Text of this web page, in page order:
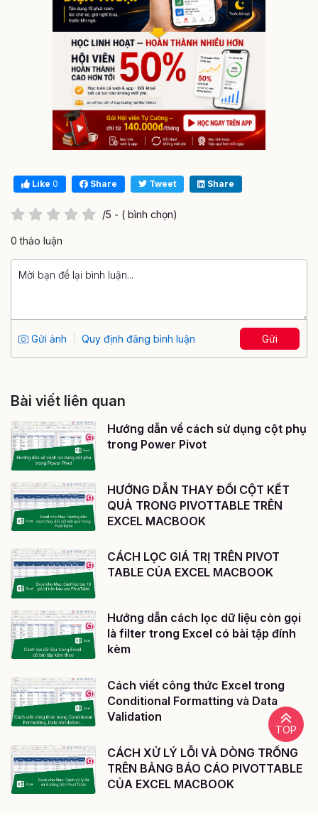
Like 0 Share Tweet Share
/5 - ( bình chọn)
0 thảo luận
Gửi ảnh Quy định đăng bình luận Gửi
Bài viết liên quan
Hướng dẫn về cách sử dụng cột phụ
trong Power Pivot
HƯỚNG DẪN THAY ĐỔI CỘT KẾT
QUẢ TRONG PIVOTTABLE TRÊN
EXCEL MACBOOK
CÁCH LỌC GIÁ TRỊ TRÊN PIVOT
TABLE CỦA EXCEL MACBOOK
Hướng dẫn cách lọc dữ liệu còn gọi
là filter trong Excel có bài tập đính
kèm
Cách viết công thức Excel trong
Conditional Formatting và Data
Validation
CÁCH XỬ LÝ LỖI VÀ DÒNG TRỐNG
TRÊN BẢNG BÁO CÁO PIVOTTABLE
CỦA EXCEL MACBOOK
TOP